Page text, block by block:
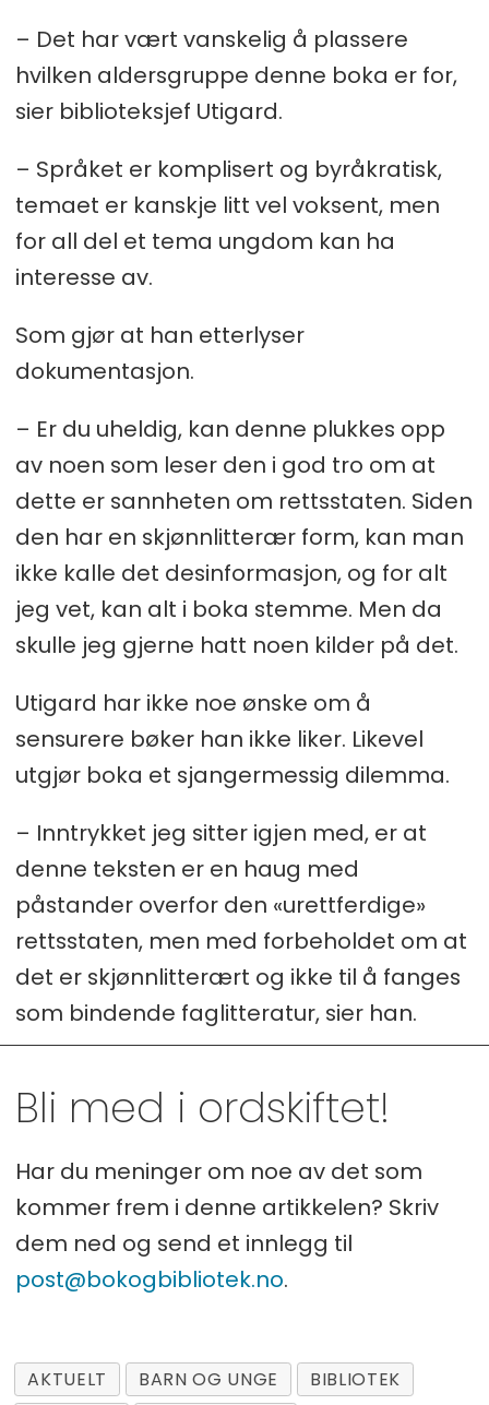
– Det har vært vanskelig å plassere
hvilken aldersgruppe denne boka er for,
sier biblioteksjef Utigard.
– Språket er komplisert og byråkratisk,
temaet er kanskje litt vel voksent, men
for all del et tema ungdom kan ha
interesse av.
Som gjør at han etterlyser
dokumentasjon.
– Er du uheldig, kan denne plukkes opp
av noen som leser den i god tro om at
dette er sannheten om rettsstaten. Siden
den har en skjønnlitterær form, kan man
ikke kalle det desinformasjon, og for alt
jeg vet, kan alt i boka stemme. Men da
skulle jeg gjerne hatt noen kilder på det.
Utigard har ikke noe ønske om å
sensurere bøker han ikke liker. Likevel
utgjør boka et sjangermessig dilemma.
– Inntrykket jeg sitter igjen med, er at
denne teksten er en haug med
påstander overfor den «urettferdige»
rettsstaten, men med forbeholdet om at
det er skjønnlitterært og ikke til å fanges
som bindende faglitteratur, sier han.
Bli med i ordskiftet!
Har du meninger om noe av det som
kommer frem i denne artikkelen? Skriv
dem ned og send et innlegg til
post@bokogbibliotek.no.
AKTUELT BARN OG UNGE
BIBLIOTEK